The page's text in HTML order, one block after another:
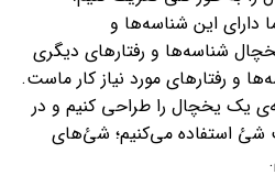
دارای این شناسه‌ها و
شناسه‌ها و رفتارهای دیگری
و رفتارهای مورد نیاز کار ماست.
یک یخچال را طراحی کنیم و در
شئ استفاده می‌کنیم؛ شئ‌های